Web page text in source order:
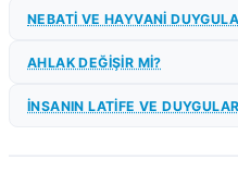
NEBATİ VE HAYVANİ
AHLAK DEĞİŞİR Mİ?
İNSANIN LATİFE VE